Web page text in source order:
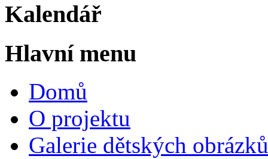
Kalendář
Hlavní menu
Domů
O projektu
Galerie dětských obrázků